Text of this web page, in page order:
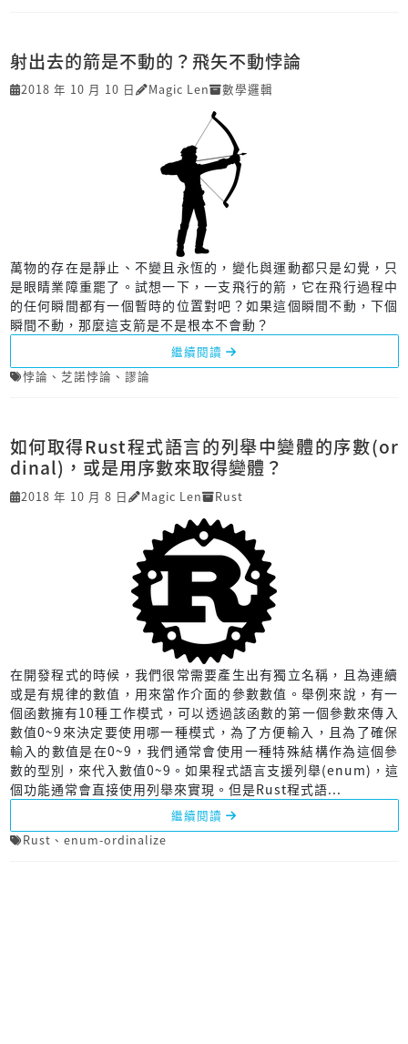
射出去的箭是不動的？飛矢不動悖論
2018 年 10 月 10 日 Magic Len 數學邏輯
萬物的存在是靜止、不變且永恆的，變化與運動都只是幻覺，只
是眼睛業障重罷了。試想一下，一支飛行的箭，它在飛行過程中
的任何瞬間都有一個暫時的位置對吧？如果這個瞬間不動，下個
瞬間不動，那麼這支箭是不是根本不會動？
繼續閱讀
悖論 、 芝諾悖論 、 謬論
如何取得Rust程式語言的列舉中變體的序數(or
dinal)，或是用序數來取得變體？
2018 年 10 月 8 日 Magic Len Rust
在開發程式的時候，我們很常需要產生出有獨立名稱，且為連續
或是有規律的數值，用來當作介面的參數數值。舉例來說，有一
個函數擁有10種工作模式，可以透過該函數的第一個參數來傳入
數值0~9來決定要使用哪一種模式，為了方便輸入，且為了確保
輸入的數值是在0~9，我們通常會使用一種特殊結構作為這個參
數的型別，來代入數值0~9。如果程式語言支援列舉(enum)，這
個功能通常會直接使用列舉來實現。但是Rust程式語...
繼續閱讀
Rust 、 enum-ordinalize